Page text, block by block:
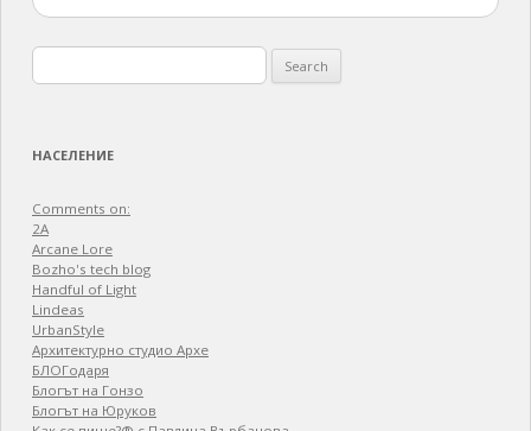
for:
НАСЕЛЕНИЕ
Comments on:
2A
Arcane Lore
Bozho's tech blog
Handful of Light
Lindeas
UrbanStyle
Архитектурно студио Архе
БЛОГодаря
Блогът на Гонзо
Блогът на Юруков